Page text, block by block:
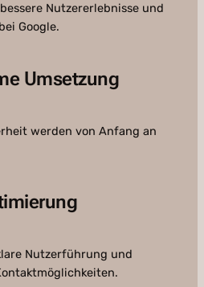
Nutzererlebnisse und
Google.
Umsetzung
werden von Anfang an
Nutzerführung und